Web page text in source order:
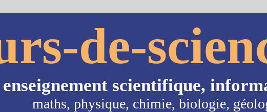
de-
enseignement scientifique,
maths, physique, chimie, biologie,